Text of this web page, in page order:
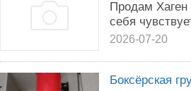
Продам Хаген
себя
2026-07-20
Боксёрская